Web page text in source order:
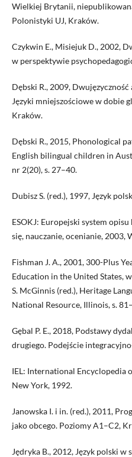
Wielkiej Brytanii,
Polonistyki UJ, Kraków.
Czykwin E., Misiejuk D., 2002,
w perspektywie
Dębski R., 2009,
Języki mniejszościowe w dobie
Kraków.
Dębski R., 2015, Phonological
English bilingual children in
nr 2(20), s. 27–40.
Dubisz S. (red.), 1997, Język
ESOKJ: Europejski system
się, nauczanie, ocenianie, 2003,
Fishman J. A., 2001, 300-Plus
Education in the United States,
S. McGinnis (red.), Heritage
National Resource, Illinois, s.
Gębal P. E., 2018, Podstawy
drugiego. Podejście
IEL: International Encyclopedia
New York, 1992.
Janowska I. i in. (red.), 2011,
jako obcego. Poziomy A1–C2,
Jędryka B., 2012, Język polski